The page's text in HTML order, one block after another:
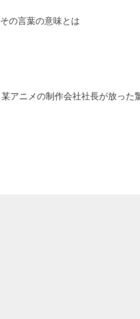
の言葉の意味とは
某アニメの制作会社社長が放った